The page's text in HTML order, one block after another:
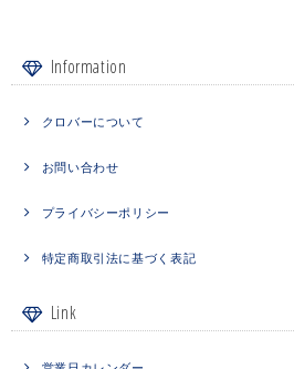
Information
クロバーについて
お問い合わせ
プライバシーポリシー
特定商取引法に基づく表記
Link